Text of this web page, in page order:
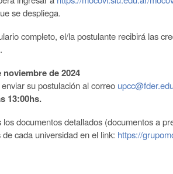
se despliega.
completo, el/la postulante recibirá las
noviembre de 2024
enviarsupostulaciónal correo
13:00hs.
documentos detallados (documentos a
de cada universidad en el link: https://